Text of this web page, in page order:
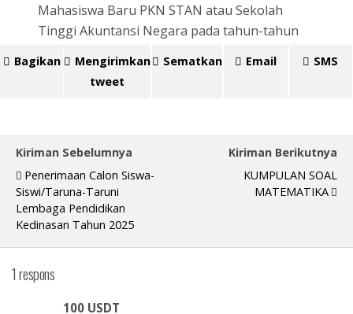
Mahasiswa Baru PKN STAN atau Sekolah
Tinggi Akuntansi Negara pada tahun-tahun
Bagikan
Mengirimkan
tweet
Sematkan Email SMS
Kiriman Sebelumnya
Penerimaan Calon Siswa-
Siswi/Taruna-Taruni
Lembaga Pendidikan
Kedinasan Tahun 2025
Kiriman Berikutnya
KUMPULAN SOAL
MATEMATIKA
1 respons
100 USDT